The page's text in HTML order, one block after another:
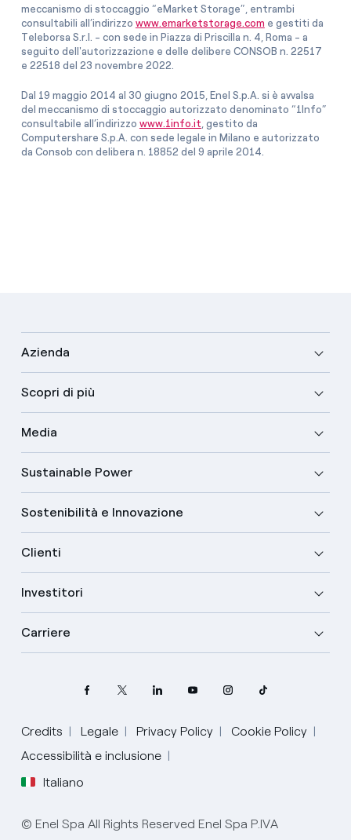
meccanismo di stoccaggio “eMarket Storage”, entrambi
consultabili all’indirizzo www.emarketstorage.com e gestiti da
Teleborsa S.r.l. - con sede in Piazza di Priscilla n. 4, Roma - a
seguito dell'autorizzazione e delle delibere CONSOB n. 22517
e 22518 del 23 novembre 2022.
Dal 19 maggio 2014 al 30 giugno 2015, Enel S.p.A. si è avvalsa
del meccanismo di stoccaggio autorizzato denominato “1Info”
consultabile all’indirizzo www.1info.it , gestito da
Computershare S.p.A. con sede legale in Milano e autorizzato
da Consob con delibera n. 18852 del 9 aprile 2014.
Azienda
Scopri di più
Media
Sustainable Power
Sostenibilità e Innovazione
Clienti
Investitori
Carriere
Credits Legale Privacy Policy
Cookie Policy
Accessibilità e inclusione
Italiano
Seleziona la tua lingua
Inglese
Spagnolo
© Enel Spa All Rights Reserved Enel Spa P.IVA